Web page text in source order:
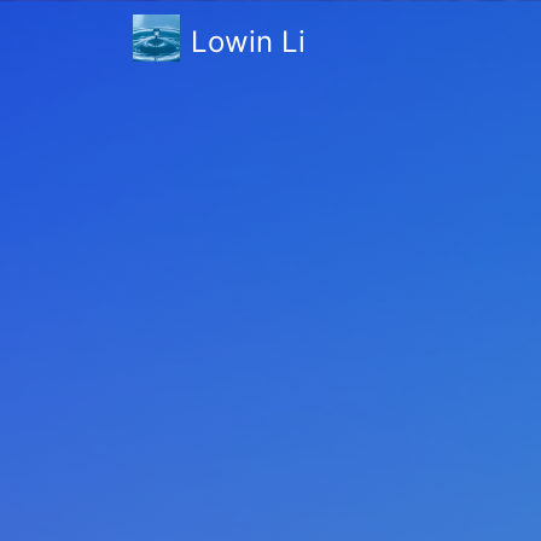
Lowin Li